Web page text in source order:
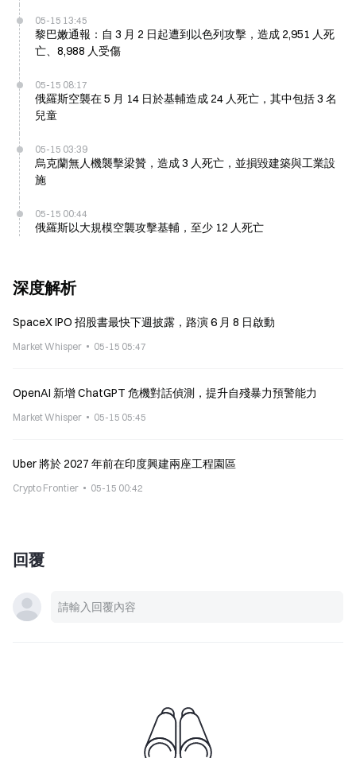
05-15 13:45
黎巴嫩通報：自 3 月 2 日起遭到以色列攻擊，造成 2,951 人死
亡、8,988 人受傷
05-15 08:17
俄羅斯空襲在 5 月 14 日於基輔造成 24 人死亡，其中包括 3 名
兒童
05-15 03:39
烏克蘭無人機襲擊梁贊，造成 3 人死亡，並損毀建築與工業設
施
05-15 00:44
俄羅斯以大規模空襲攻擊基輔，至少 12 人死亡
深度解析
SpaceX IPO 招股書最快下週披露，路演 6 月 8 日啟動
Market Whisper 05-15 05:47
OpenAI 新增 ChatGPT 危機對話偵測，提升自殘暴力預警能力
Market Whisper 05-15 05:45
Uber 將於 2027 年前在印度興建兩座工程園區
Crypto Frontier 05-15 00:42
回覆